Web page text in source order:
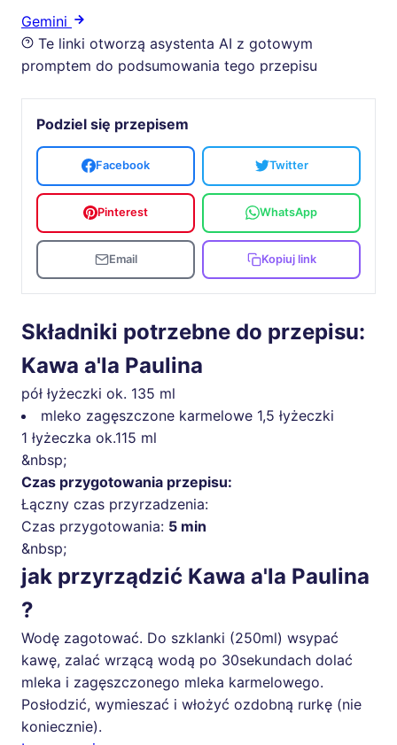
Gemini
Te linki otworzą asystenta AI z gotowym
promptem do podsumowania tego przepisu
Podziel się przepisem
Facebook Twitter
Pinterest WhatsApp
Email Kopiuj link
Składniki potrzebne do przepisu:
Kawa a'la Paulina
pół łyżeczki ok. 135 ml
mleko zagęszczone karmelowe 1,5 łyżeczki
1 łyżeczka ok.115 ml
&nbsp;
Czas przygotowania przepisu:
Łączny czas przyrzadzenia:
Czas przygotowania: 5 min
&nbsp;
jak przyrządzić Kawa a'la Paulina
?
Wodę zagotować. Do szklanki (250ml) wsypać
kawę, zalać wrzącą wodą po 30sekundach dolać
mleka i zagęszczonego mleka karmelowego.
Posłodzić, wymieszać i włożyć ozdobną rurkę (nie
koniecznie).